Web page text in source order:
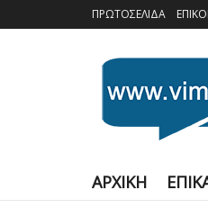
ΠΡΩΤΟΣΕΛΙΔΑ
ΑΡΧΙΚΗ